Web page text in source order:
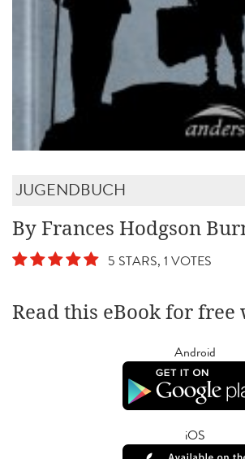
JUGENDBUCH
By Frances Hodgson
5 STARS, 1 VOTES
Read this eBook for
Android
iOS